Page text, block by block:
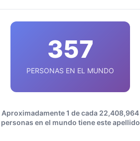
357
PERSONAS EN EL MUNDO
Aproximadamente 1 de cada 22,408,964
personas en el mundo tiene este apellido